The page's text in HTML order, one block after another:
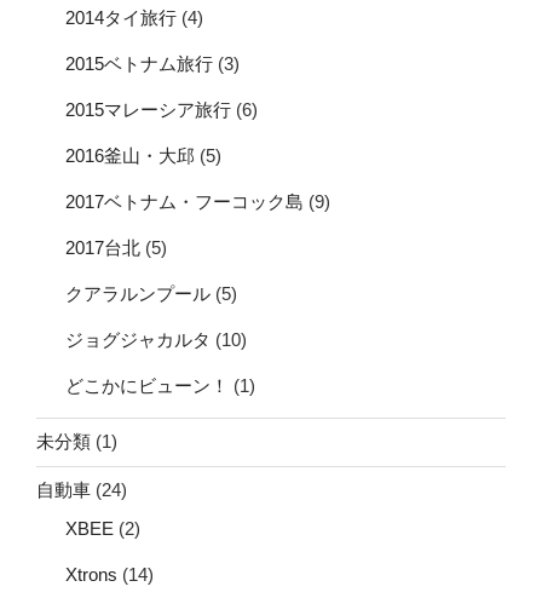
2014タイ旅行 (4)
2015ベトナム旅行 (3)
2015マレーシア旅行 (6)
2016釜山・大邱 (5)
2017ベトナム・フーコック島 (9)
2017台北 (5)
クアラルンプール (5)
ジョグジャカルタ (10)
どこかにビューン！ (1)
未分類 (1)
自動車 (24)
XBEE (2)
Xtrons (14)